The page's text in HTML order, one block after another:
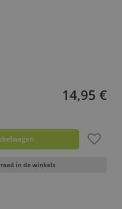
14,95 €
in de winkels